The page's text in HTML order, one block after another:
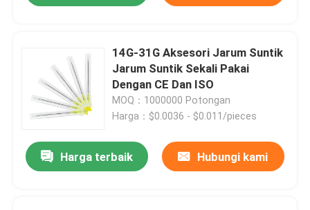
14G-31G Aksesori Jarum Suntik
Jarum Suntik Sekali Pakai
Dengan CE Dan ISO
MOQ：1000000 Potongan
Harga：$0.0036 - $0.011/pieces
Harga terbaik Hubungi kami